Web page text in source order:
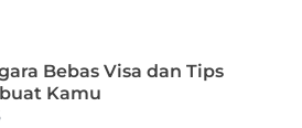
Bebas Visa dan Tips
Kamu